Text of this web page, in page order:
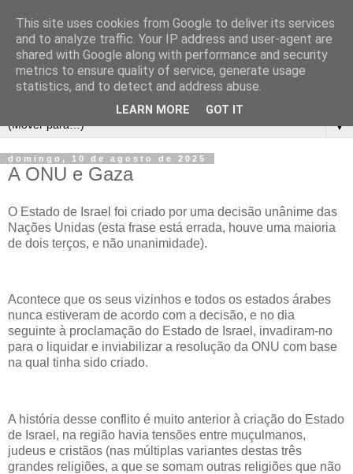
▼
domingo, 10 de agosto de 2025
A ONU e Gaza
O Estado de Israel foi criado por uma decisão unânime das
Nações Unidas (esta frase está errada, houve uma maioria
de dois terços, e não unanimidade).
Acontece que os seus vizinhos e todos os estados árabes
nunca estiveram de acordo com a decisão, e no dia
seguinte à proclamação do Estado de Israel, invadiram-no
para o liquidar e inviabilizar a resolução da ONU com base
na qual tinha sido criado.
A história desse conflito é muito anterior à criação do Estado
de Israel, na região havia tensões entre muçulmanos,
judeus e cristãos (nas múltiplas variantes destas três
grandes religiões, a que se somam outras religiões que não
This site uses cookies from Google to deliver its services
and to analyze traffic. Your IP address and user-agent are
shared with Google along with performance and security
metrics to ensure quality of service, generate usage
statistics, and to detect and address abuse.
LEARN MORE GOT IT